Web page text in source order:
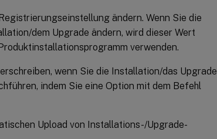
ändern. Wenn Sie die
dem Upgrade ändern, wird dieser Wert
verwenden.
wenn Sie die Installation/das Upgrade
indem Sie eine Option mit dem Befehl
Upload von Installations-/Upgrade-